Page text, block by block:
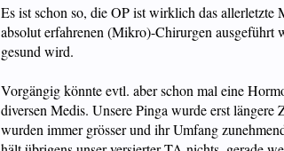
Es ist schon so, die OP ist wirklich das
absolut erfahrenen (Mikro)-Chirurgen ausgeführt
gesund wird.
Vorgängig könnte evtl. aber schon mal eine
diversen Medis. Unsere Pinga wurde erst
wurden immer grösser und ihr Umfang